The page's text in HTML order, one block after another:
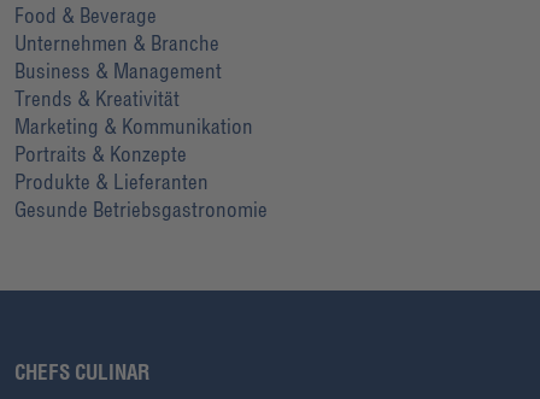
Food & Beverage
Unternehmen & Branche
Business & Management
Trends & Kreativität
Marketing & Kommunikation
Portraits & Konzepte
Produkte & Lieferanten
Gesunde Betriebsgastronomie
CHEFS CULINAR